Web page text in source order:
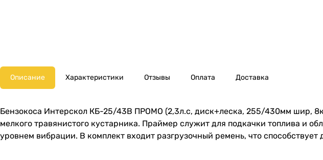
Описание Характеристики Отзывы Оплата Доставка
Бензокоса Интерскол КБ-25/43В ПРОМО (2,3л.с, диск+леска, 255/430мм шир,
мелкого травянистого кустарника. Праймер служит для подкачки топлива и
уровнем вибрации. В комплект входит разгрузочный ремень, что способствует